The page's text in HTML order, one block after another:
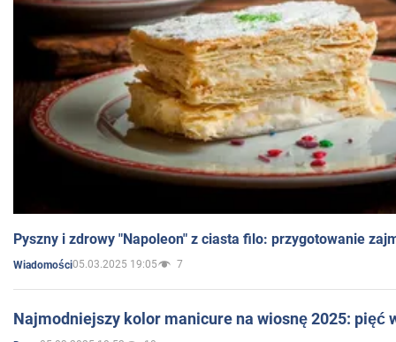
Pyszny i zdrowy "Napoleon" z ciasta filo: przygotowanie
Wiadomości05.03.2025 19:05 7
Najmodniejszy kolor manicure na wiosnę 2025: pięć